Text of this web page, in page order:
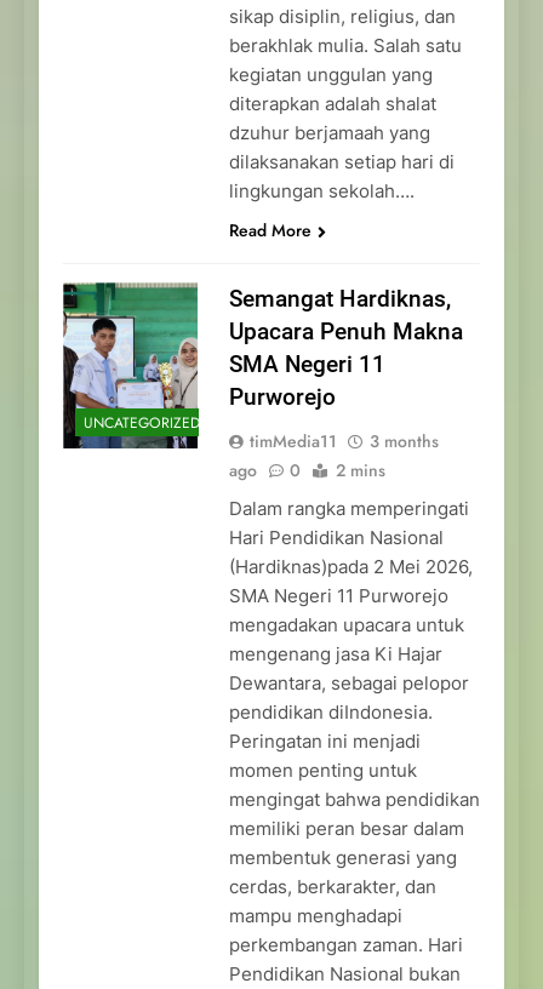
sikap disiplin, religius, dan
berakhlak mulia. Salah satu
kegiatan unggulan yang
diterapkan adalah shalat
dzuhur berjamaah yang
dilaksanakan setiap hari di
lingkungan sekolah….
Read More
UNCATEGORIZED
Semangat Hardiknas,
Upacara Penuh Makna
SMA Negeri 11
Purworejo
timMedia11
3 months
ago
0 2 mins
Dalam rangka memperingati
Hari Pendidikan Nasional
(Hardiknas)pada 2 Mei 2026,
SMA Negeri 11 Purworejo
mengadakan upacara untuk
mengenang jasa Ki Hajar
Dewantara, sebagai pelopor
pendidikan diIndonesia.
Peringatan ini menjadi
momen penting untuk
mengingat bahwa pendidikan
memiliki peran besar dalam
membentuk generasi yang
cerdas, berkarakter, dan
mampu menghadapi
perkembangan zaman. Hari
Pendidikan Nasional bukan